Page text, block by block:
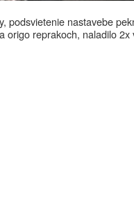
podsvietenie nastavebe
origo reprakoch, naladilo 2x